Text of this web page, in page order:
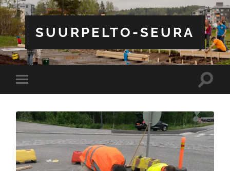
SUURPELTO-SEURA
Toggle
mobile
Toggle